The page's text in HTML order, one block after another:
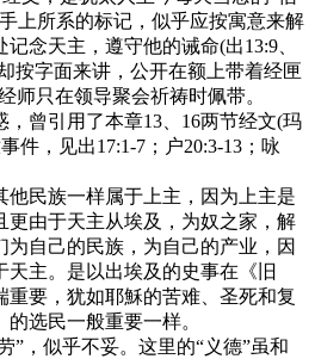
上所系的标记，似乎应按寓意来解
念天主，遵守他的诫命(出13:9、
按字面来讲，公开在额上带着经匣
师只在领导聚会祈祷时佩带。
，曾引用了本章13、16两节经文(玛
件，见出17:1-7；户20:3-13；咏
他民族一样属于上主，因为上主是
更由于天主从埃及，为奴之家，解
为自己的民族，为自己的产业，因
天主。是以出埃及的史事在《旧
重要，犹如耶穌的苦难、圣死和复
选民一般重要一样。
”，似乎不妥。这里的“义德”虽和